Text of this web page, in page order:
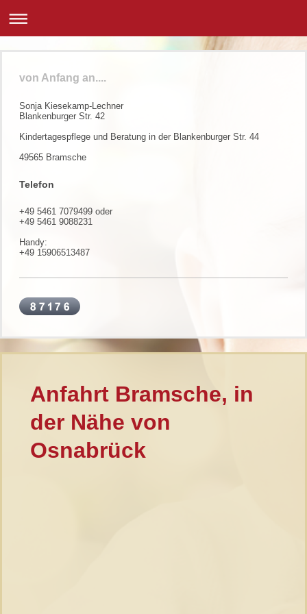
von Anfang an....
Sonja Kiesekamp-Lechner
Blankenburger Str. 42
Kindertagespflege und Beratung in der Blankenburger Str. 44
49565 Bramsche
Telefon
+49 5461 7079499 oder
+49 5461 9088231
Handy:
+49 15906513487
Anfahrt Bramsche, in
der Nähe von
Osnabrück